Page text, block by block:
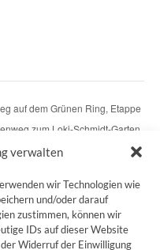
verwalten
wir Technologien wie
und/oder darauf
zustimmen, können wir
IDs auf dieser Website
Widerruf der Einwilligung
auf dem Grünen Ring, Etappe
zum Loki-Schmidt-Garten
SHOP